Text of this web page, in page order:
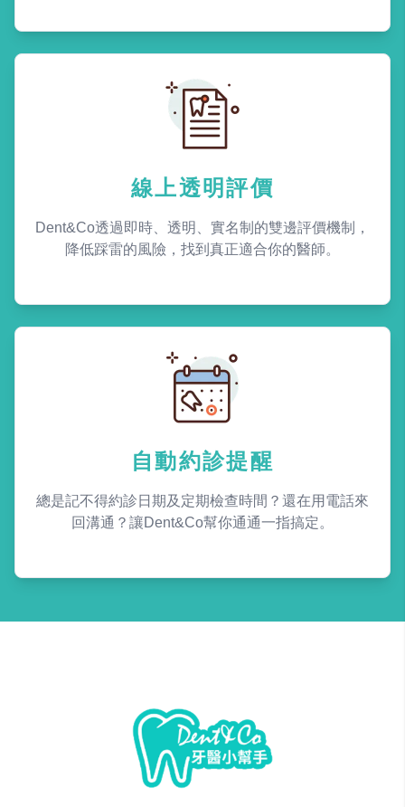
線上透明評價
Dent&Co透過即時、透明、實名制的雙邊評價機制，
降低踩雷的風險，找到真正適合你的醫師。
自動約診提醒
總是記不得約診日期及定期檢查時間？還在用電話來
回溝通？讓Dent&Co幫你通通一指搞定。